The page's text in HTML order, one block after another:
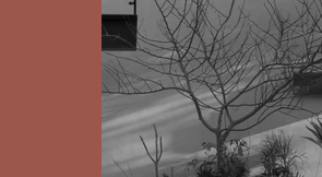
paisaje